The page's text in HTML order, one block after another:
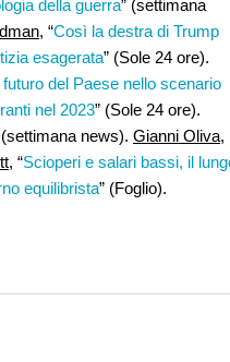
della guerra” (settimana
“Così la destra di Trump
esagerata” (Sole 24 ore).
futuro del Paese nello scenario
nel 2023” (Sole 24 ore).
(settimana news). Gianni Oliva,
, “Scioperi e salari bassi, il
equilibrista” (Foglio).